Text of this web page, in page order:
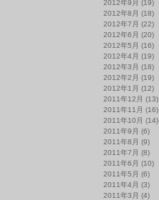
2012年9月 (19)
2012年8月 (18)
2012年7月 (22)
2012年6月 (20)
2012年5月 (16)
2012年4月 (19)
2012年3月 (18)
2012年2月 (19)
2012年1月 (12)
2011年12月 (13)
2011年11月 (16)
2011年10月 (14)
2011年9月 (6)
2011年8月 (9)
2011年7月 (8)
2011年6月 (10)
2011年5月 (6)
2011年4月 (3)
2011年3月 (4)